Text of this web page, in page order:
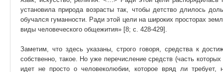
установила природа возрасты так, чтобы детство длилось
обучался гуманности. Ради этой цели на широких просторах
виды человеческого общежития» [8; с. 428-429].
Заметим, что здесь указаны, строго говоря, средства к
собственно, такое. Но уже перечисление средств (часть
идет не просто о человеколюбии, которое вряд ли требует,